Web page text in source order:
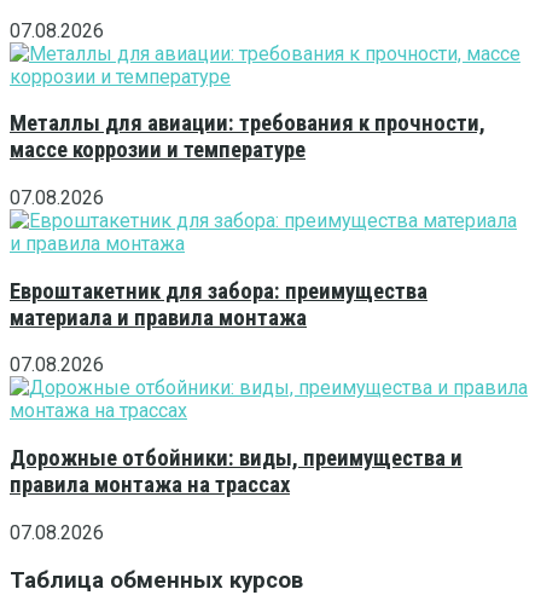
07.08.2026
Металлы для авиации: требования к прочности,
массе коррозии и температуре
07.08.2026
Евроштакетник для забора: преимущества
материала и правила монтажа
07.08.2026
Дорожные отбойники: виды, преимущества и
правила монтажа на трассах
07.08.2026
Таблица обменных курсов